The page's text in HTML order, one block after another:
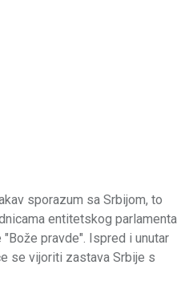
sporazum sa Srbijom, to
entitetskog parlamenta
pravde". Ispred i unutar
se vijoriti zastava Srbije s